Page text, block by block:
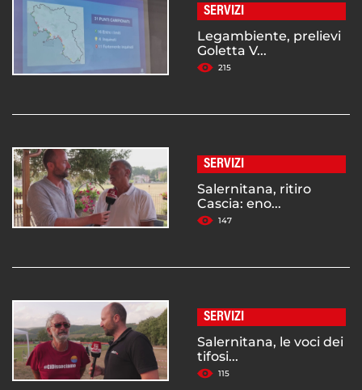
SERVIZI
Legambiente, prelievi
Goletta V...
215
SERVIZI
Salernitana, ritiro
Cascia: eno...
147
SERVIZI
Salernitana, le voci dei
tifosi...
115